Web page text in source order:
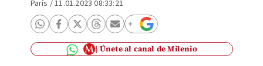
París /11.01.2023 08:33:21
Únete al canal de Milenio